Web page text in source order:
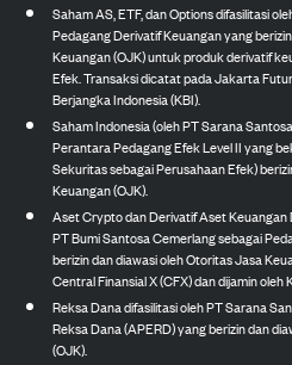
Saham AS, ETF, dan Options difasilitasi
Pedagang Derivatif Keuangan yang
Keuangan (OJK) untuk produk derivatif
Efek. Transaksi dicatat pada Jakarta
Berjangka Indonesia (KBI).
Saham Indonesia (oleh PT Sarana
Perantara Pedagang Efek Level II yang
Sekuritas sebagai Perusahaan Efek)
Keuangan (OJK).
Aset Crypto dan Derivatif Aset
PT Bumi Santosa Cemerlang sebagai
berizin dan diawasi oleh Otoritas Jasa
Central Finansial X (CFX) dan dijamin oleh
Reksa Dana difasilitasi oleh PT Sarana
Reksa Dana (APERD) yang berizin dan
(OJK).